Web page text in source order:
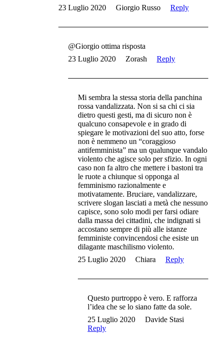
23 Luglio 2020
Giorgio Russo Reply
@Giorgio ottima risposta
23 Luglio 2020
Zorash Reply
Mi sembra la stessa storia della panchina
rossa vandalizzata. Non si sa chi ci sia
dietro questi gesti, ma di sicuro non è
qualcuno consapevole e in grado di
spiegare le motivazioni del suo atto, forse
non è nemmeno un “coraggioso
antifemminista” ma un qualunque vandalo
violento che agisce solo per sfizio. In ogni
caso non fa altro che mettere i bastoni tra
le ruote a chiunque si opponga al
femminismo razionalmente e
motivatamente. Bruciare, vandalizzare,
scrivere slogan lasciati a metà che nessuno
capisce, sono solo modi per farsi odiare
dalla massa dei cittadini, che indignati si
accostano sempre di più alle istanze
femministe convincendosi che esiste un
dilagante maschilismo violento.
25 Luglio 2020
Chiara Reply
Questo purtroppo è vero. E rafforza
l’idea che se lo siano fatte da sole.
25 Luglio 2020
Davide Stasi
Reply